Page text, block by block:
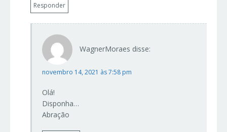
Responder
WagnerMoraes disse:
novembro 14, 2021 às 7:58 pm
Olá!
Disponha…
Abração